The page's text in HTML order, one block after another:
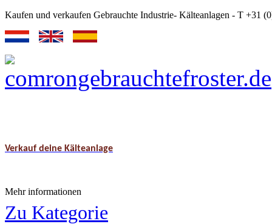
Kaufen und verkaufen Gebrauchte Industrie- Kälteanlagen - T +31
Verkauf deine Kälteanlage
Mehr informationen
Zu Kategorie